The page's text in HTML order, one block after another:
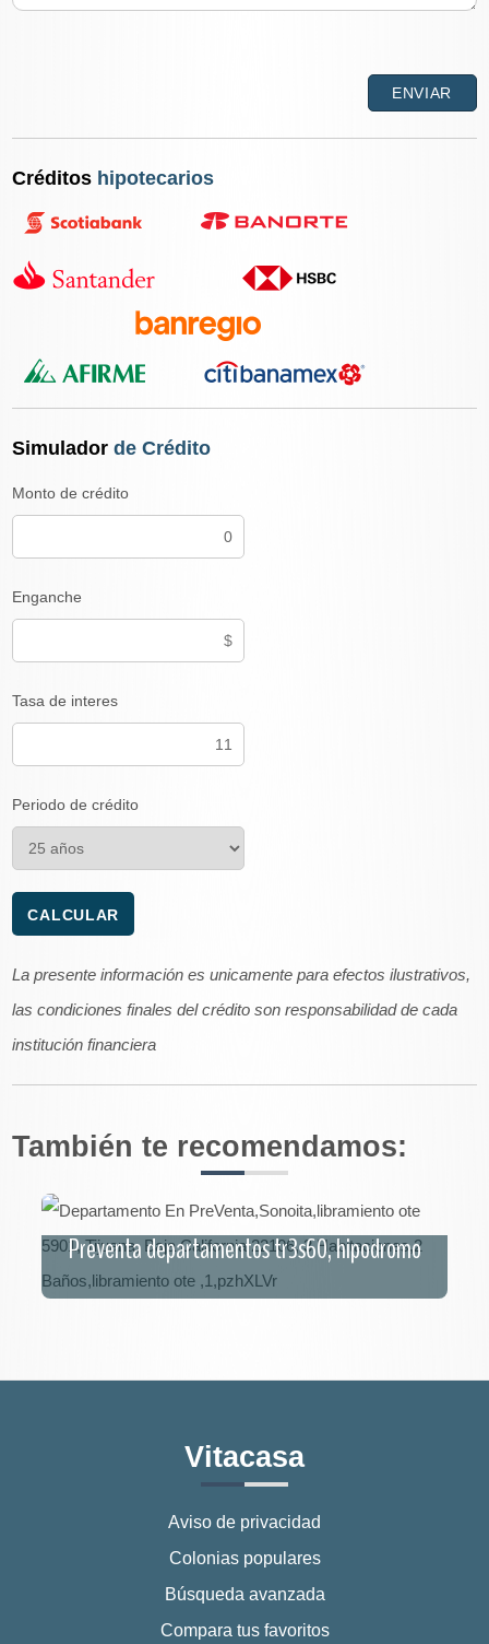
Créditos hipotecarios
Simulador de Crédito
Monto de crédito
Enganche
Tasa de interes
Periodo de crédito
La presente información es unicamente para efectos ilustrativos,
las condiciones finales del crédito son responsabilidad de cada
institución financiera
También te recomendamos:
Preventa departamentos tr3s60, hipodromo
Vitacasa
Aviso de privacidad
Colonias populares
Búsqueda avanzada
Compara tus favoritos